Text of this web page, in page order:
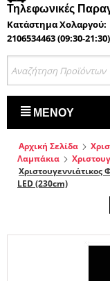
Τηλεφωνικές
Κατάστημα Χολαργού:
2106534463 (09:30-21:30)
ΜΕΝΟΎ
Αρχική Σελίδα
Λαμπάκια
Χριστουγεννιάτικος
LED (230cm)